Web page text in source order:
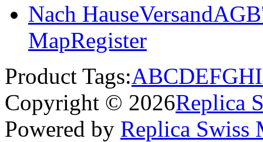
Nach HauseVersand
MapRegister
Product Tags:ABCDEFGHI
Copyright © 2026Replica
Powered by Replica Swiss